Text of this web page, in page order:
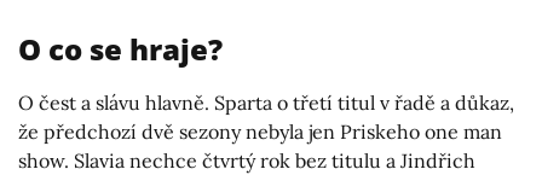
O co se hraje?
O čest a slávu hlavně. Sparta o třetí titul v řadě a důkaz,
že předchozí dvě sezony nebyla jen Priskeho one man
show. Slavia nechce čtvrtý rok bez titulu a Jindřich